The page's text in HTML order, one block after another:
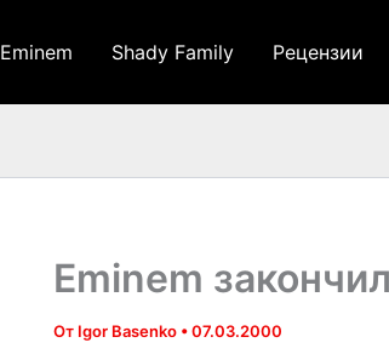
Eminem Shady Family Рецензии
Eminem
От Igor Basenko •07.03.2000